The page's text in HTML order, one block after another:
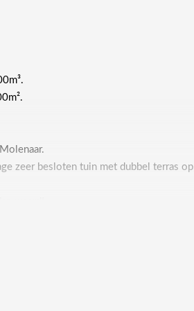
zeer besloten tuin met dubbel terras op